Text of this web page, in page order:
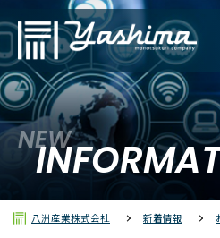
カルロ・ガヴァッツィ
クンブス（レブパイ）
ポリラック
NEW
八洲産業株式会社 新着情報